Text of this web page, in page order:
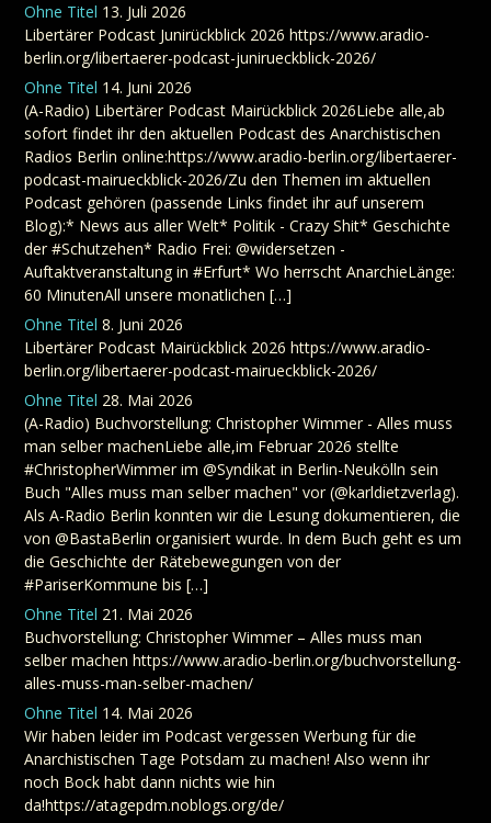
Ohne Titel 13. Juli 2026
Libertärer Podcast Junirückblick 2026 https://www.aradio-
berlin.org/libertaerer-podcast-junirueckblick-2026/
Ohne Titel 14. Juni 2026
(A-Radio) Libertärer Podcast Mairückblick 2026Liebe alle,ab
sofort findet ihr den aktuellen Podcast des Anarchistischen
Radios Berlin online:https://www.aradio-berlin.org/libertaerer-
podcast-mairueckblick-2026/Zu den Themen im aktuellen
Podcast gehören (passende Links findet ihr auf unserem
Blog):* News aus aller Welt* Politik - Crazy Shit* Geschichte
der #Schutzehen* Radio Frei: @widersetzen -
Auftaktveranstaltung in #Erfurt* Wo herrscht AnarchieLänge:
60 MinutenAll unsere monatlichen […]
Ohne Titel 8. Juni 2026
Libertärer Podcast Mairückblick 2026 https://www.aradio-
berlin.org/libertaerer-podcast-mairueckblick-2026/
Ohne Titel 28. Mai 2026
(A-Radio) Buchvorstellung: Christopher Wimmer - Alles muss
man selber machenLiebe alle,im Februar 2026 stellte
#ChristopherWimmer im @Syndikat in Berlin-Neukölln sein
Buch "Alles muss man selber machen" vor (@karldietzverlag).
Als A-Radio Berlin konnten wir die Lesung dokumentieren, die
von @BastaBerlin organisiert wurde. In dem Buch geht es um
die Geschichte der Rätebewegungen von der
#PariserKommune bis […]
Ohne Titel 21. Mai 2026
Buchvorstellung: Christopher Wimmer – Alles muss man
selber machen https://www.aradio-berlin.org/buchvorstellung-
alles-muss-man-selber-machen/
Ohne Titel 14. Mai 2026
Wir haben leider im Podcast vergessen Werbung für die
Anarchistischen Tage Potsdam zu machen! Also wenn ihr
noch Bock habt dann nichts wie hin
da!https://atagepdm.noblogs.org/de/